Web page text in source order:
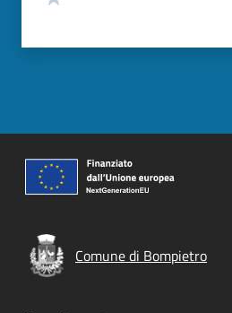
Comune di Bompietro